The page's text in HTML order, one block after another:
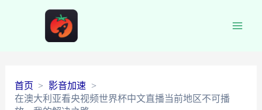
首页
影音加速
在澳大利亚看央视频世界杯中文直播当前地区不可播